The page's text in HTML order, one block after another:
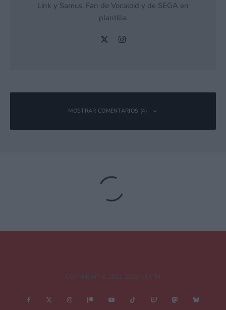
Link y Samus. Fan de Vocaloid y de SEGA en
plantilla.
MOSTRAR COMENTARIOS (4)
La colonia será lo que trae la edición coleccionista (???)